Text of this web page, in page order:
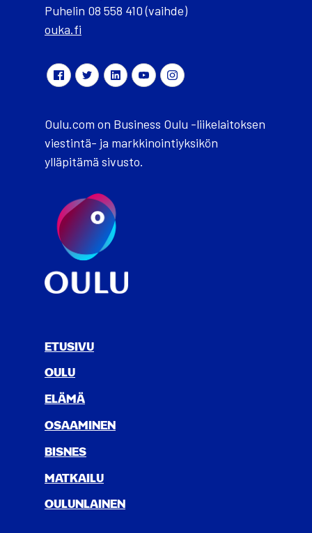
Puhelin 08 558 410 (vaihde)
ouka.fi
Oulu.com on Business Oulu -liikelaitoksen
viestintä- ja markkinointiyksikön
ylläpitämä sivusto.
ETUSIVU
OULU
ELÄ­MÄ
OSAA­MI­NEN
BIS­NES
MAT­KAI­LU
OULUN­LAI­NEN